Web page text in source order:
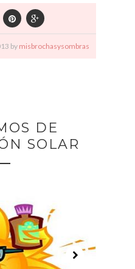
by misbrochasysombras
DE
SOLAR